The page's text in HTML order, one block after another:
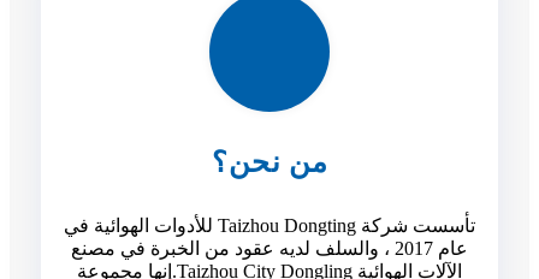
من نحن؟
تأسست شركة Taizhou Dongting للأدوات الهوائية في
عام 2017 ، والسلف لديه عقود من الخبرة في مصنع
الآلات الهوائية Taizhou City Dongling.إنها مجموعة